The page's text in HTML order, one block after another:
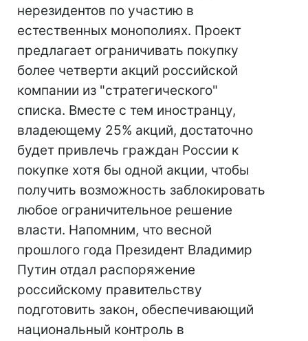
нерезидентов по участию в
естественных монополиях. Проект
предлагает ограничивать покупку
более четверти акций российской
компании из "стратегического"
списка. Вместе с тем иностранцу,
владеющему 25% акций, достаточно
будет привлечь граждан России к
покупке хотя бы одной акции, чтобы
получить возможность заблокировать
любое ограничительное решение
власти. Напомним, что весной
прошлого года Президент Владимир
Путин отдал распоряжение
российскому правительству
подготовить закон, обеспечивающий
национальный контроль в